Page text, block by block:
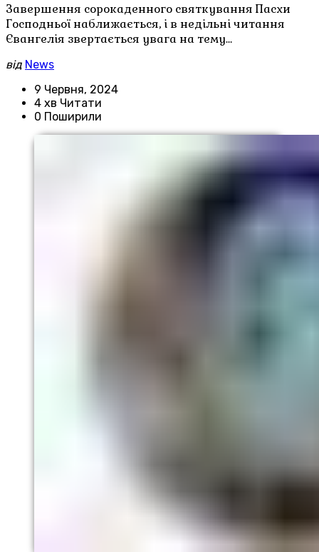
Завершення сорокаденного святкування Пасхи
Господньої наближається, і в недільні читання
Євангелія звертається увага на тему…
від News
9 Червня, 2024
4 хв Читати
0 Поширили